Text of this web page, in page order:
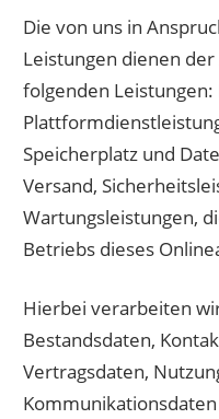
Die von uns in
Leistungen dienen
folgenden
Speicherplatz und
Versand,
Wartungsleistungen,
Betriebs dieses
Hierbei verarbeiten
Bestandsdaten,
Vertragsdaten,